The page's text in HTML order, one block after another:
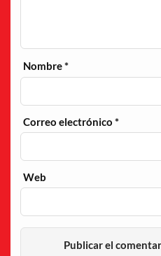
Nombre*
Correo electrónico*
Web